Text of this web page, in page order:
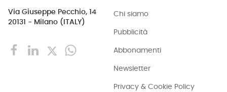
Via Giuseppe Pecchio, 14
20131 - Milano (ITALY)
Chi siamo
Pubblicità
Abbonamenti
Newsletter
Privacy & Cookie Policy